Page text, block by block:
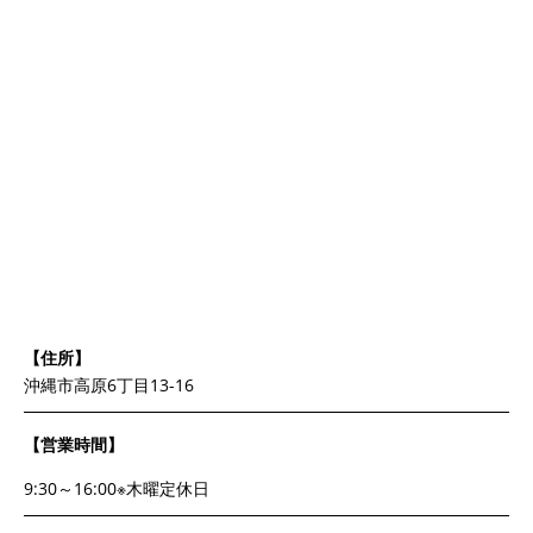
【住所】
沖縄市高原6丁目13-16
【営業時間】
9:30～16:00※木曜定休日